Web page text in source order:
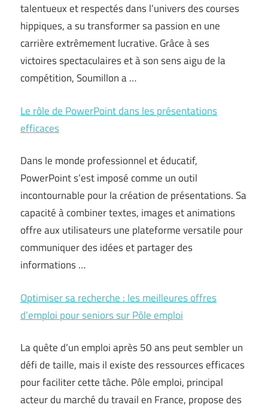
talentueux et respectés dans l’univers des courses
hippiques, a su transformer sa passion en une
carrière extrêmement lucrative. Grâce à ses
victoires spectaculaires et à son sens aigu de la
compétition, Soumillon a …
Le rôle de PowerPoint dans les présentations
efficaces
Dans le monde professionnel et éducatif,
PowerPoint s’est imposé comme un outil
incontournable pour la création de présentations. Sa
capacité à combiner textes, images et animations
offre aux utilisateurs une plateforme versatile pour
communiquer des idées et partager des
informations …
Optimiser sa recherche : les meilleures offres
d’emploi pour seniors sur Pôle emploi
La quête d’un emploi après 50 ans peut sembler un
défi de taille, mais il existe des ressources efficaces
pour faciliter cette tâche. Pôle emploi, principal
acteur du marché du travail en France, propose des